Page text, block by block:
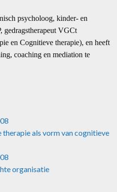
psycholoog, kinder- en
gedragstherapeut VGCt
en Cognitieve therapie), en heeft
coaching en mediation te
als vorm van cognitieve
organisatie